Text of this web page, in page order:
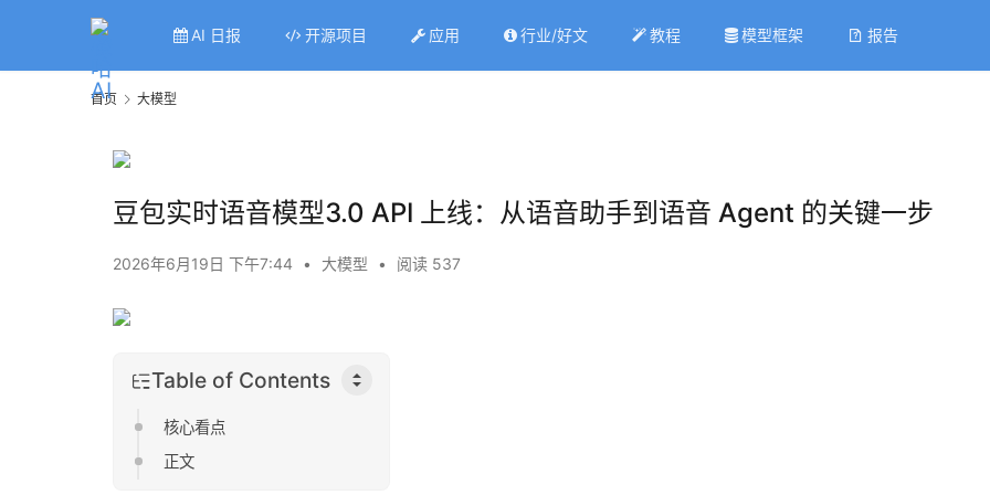
AI 日报 开源项目 应用 行业/好文 教程 模型框架 报告
首页 大模型
豆包实时语音模型3.0 API 上线：从语音助手到语音 Agent 的关键一步
2026年6月19日 下午7:44 • 大模型 • 阅读 537
Table of Contents
核心看点
正文